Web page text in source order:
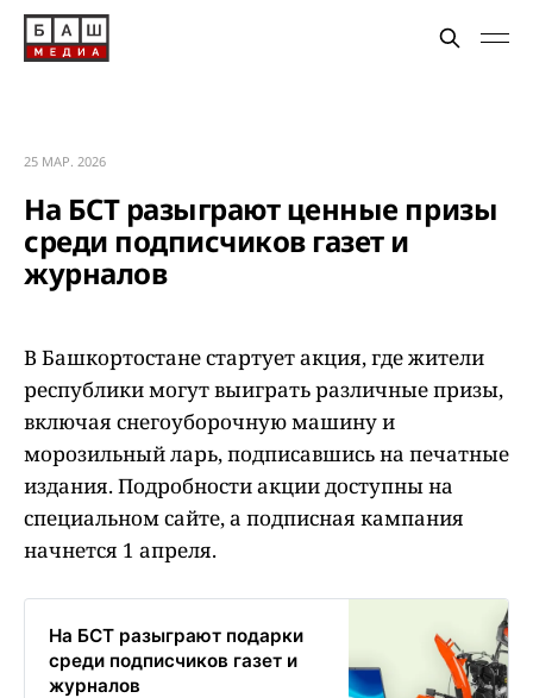
25 МАР. 2026
На БСТ разыграют ценные призы
среди подписчиков газет и
журналов
В Башкортостане стартует акция, где жители
республики могут выиграть различные призы,
включая снегоуборочную машину и
морозильный ларь, подписавшись на печатные
издания. Подробности акции доступны на
специальном сайте, а подписная кампания
начнется 1 апреля.
На БСТ разыграют подарки
среди подписчиков газет и
журналов